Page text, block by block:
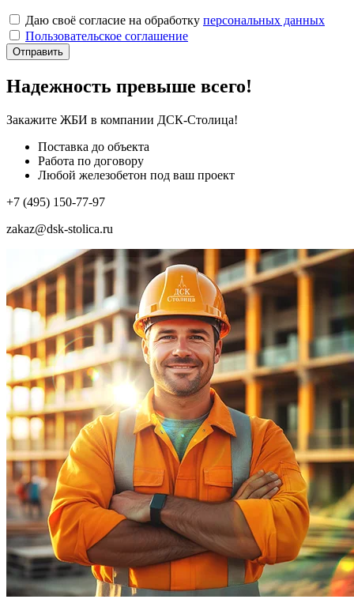
Даю своё согласие на обработку персональных данных
Пользовательское соглашение
Отправить
Надежность превыше всего!
Закажите ЖБИ в компании ДСК-Столица!
Поставка до объекта
Работа по договору
Любой железобетон под ваш проект
+7 (495) 150-77-97
zakaz@dsk-stolica.ru